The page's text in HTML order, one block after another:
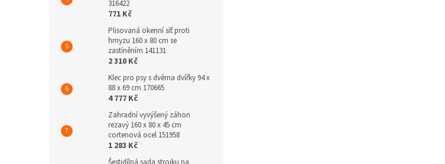
316422
771 Kč
Plisovaná okenní síť proti
hmyzu 160 x 80 cm se
zastíněním 141131
2 310 Kč
Klec pro psy s dvěma dvířky 94 x
88 x 69 cm 170665
4 777 Kč
Zahradní vyvýšený záhon
rezavý 160 x 80 x 45 cm
cortenová ocel 151958
1 283 Kč